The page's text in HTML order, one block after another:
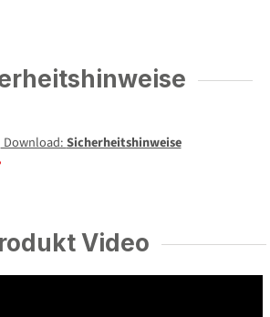
Download:Sicherheitshinweise
Video